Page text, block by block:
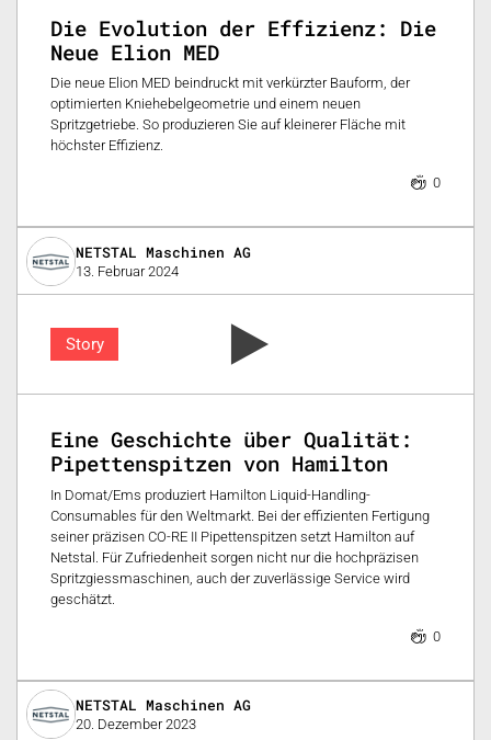
Die Evolution der Effizienz: Die
Neue Elion MED
Die neue Elion MED beindruckt mit verkürzter Bauform, der
optimierten Kniehebelgeometrie und einem neuen
Spritzgetriebe. So produzieren Sie auf kleinerer Fläche mit
höchster Effizienz.
0
NETSTAL Maschinen AG
13. Februar 2024
Story
Eine Geschichte über Qualität:
Pipettenspitzen von Hamilton
In Domat/Ems produziert Hamilton Liquid-Handling-
Consumables für den Weltmarkt. Bei der effizienten Fertigung
seiner präzisen CO-RE II Pipettenspitzen setzt Hamilton auf
Netstal. Für Zufriedenheit sorgen nicht nur die hochpräzisen
Spritzgiessmaschinen, auch der zuverlässige Service wird
geschätzt.
0
NETSTAL Maschinen AG
20. Dezember 2023